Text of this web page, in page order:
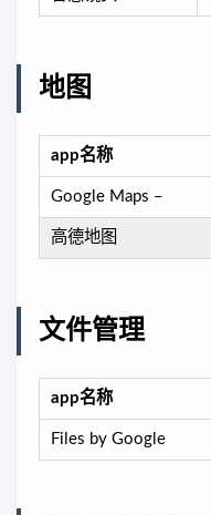
地图
app名称
Google Maps –
高德地图
文件管理
app名称
Files by Google